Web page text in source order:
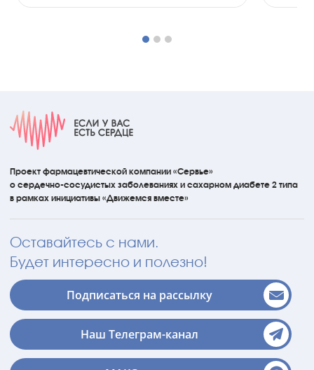
Проект фармацевтической компании «Сервье»
о сердечно-сосудистых заболеваниях и сахарном диабете 2 типа
в рамках инициативы «Движемся вместе»
Оставайтесь с нами.
Будет интересно и полезно!
Подписаться на рассылку
Наш Телеграм-канал